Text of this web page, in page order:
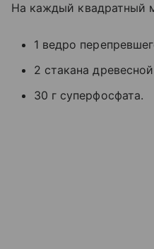
На каждый квадратный
1 ведро
2 стакана
30 г суперфосфата.